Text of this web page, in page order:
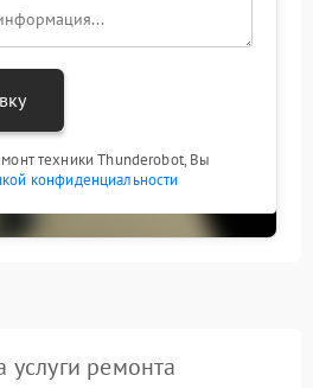
техники Thunderobot, Вы
конфиденциальности
ремонта